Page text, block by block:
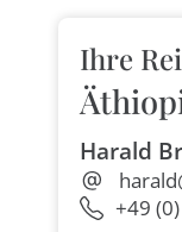
Ihre
Harald
+49